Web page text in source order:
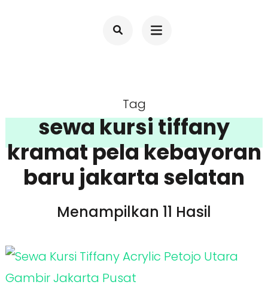
Tag
sewa kursi tiffany
kramat pela kebayoran
baru jakarta selatan
Menampilkan 11 Hasil